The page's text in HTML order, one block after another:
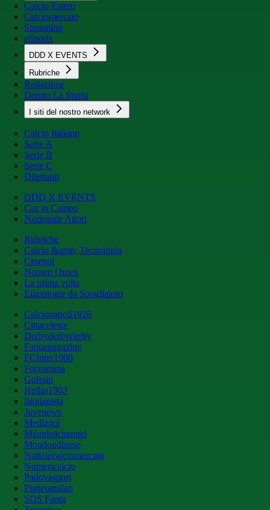
Calcio Estero
Calciomercato
Streaming
eSports
DDD X EVENTS
Rubriche
Redazione
Dentro La Storia
I siti del nostro network
Calcio Italiano
Serie A
Serie B
Serie C
Dilettanti
DDD X EVENTS
Cur in Campo
Nazionale Attori
Rubriche
Calcio &amp; Tecnologia
Cinegol
Nomen Omen
La prima volta
Etimologie da Spogliatoio
Calcionapoli1926
Cittaceleste
Derbyderbyderby
Fantamagazine
FCInter1908
Forzaroma
Golssip
Hellas1903
Ilmilanista
Juvenews
Mediagol
Milanistichannel
Mondoudinese
Notiziecalciomercato
Numericalcio
Padovasport
Pianetamilan
SOS Fanta